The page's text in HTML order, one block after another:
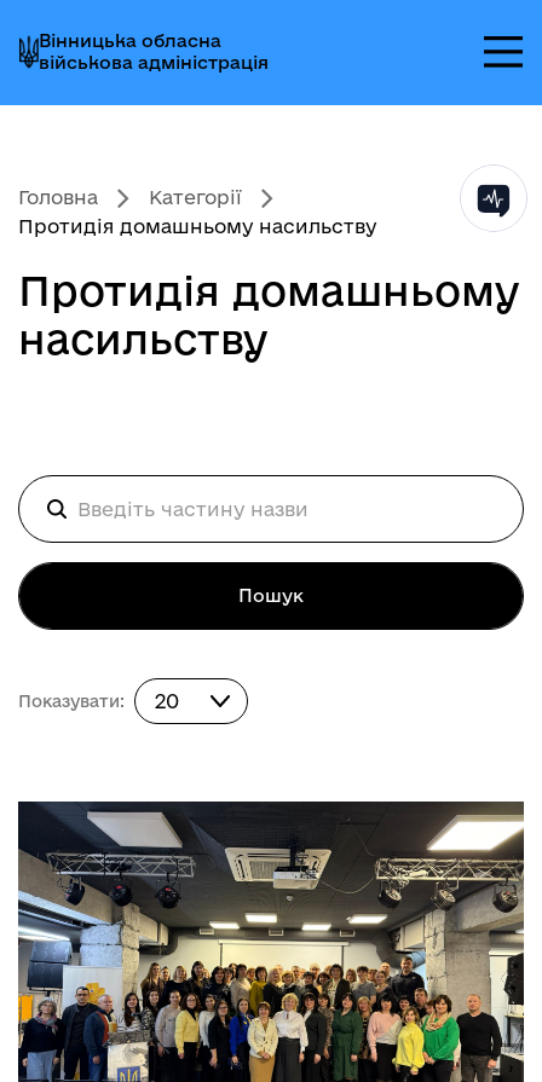
до
головного
меню
до
головного
вмісту
до
головного
колонтитула
Вінницька обласна
військова адміністрація
Головна
Категорії
Протидія домашньому насильству
Протидія домашньому
насильству
Пошук
Показувати: Показувати:
20